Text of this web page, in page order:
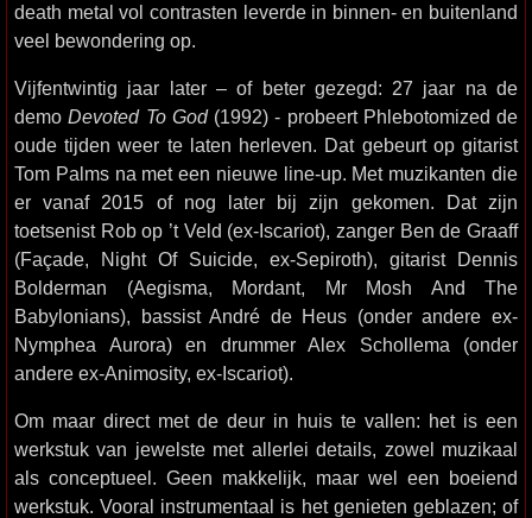
death metal vol contrasten leverde in binnen- en buitenland
veel bewondering op.
Vijfentwintig jaar later – of beter gezegd: 27 jaar na de
demoDevoted To God(1992) - probeert Phlebotomized de
oude tijden weer te laten herleven. Dat gebeurt op gitarist
Tom Palms na met een nieuwe line-up. Met muzikanten die
er vanaf 2015 of nog later bij zijn gekomen. Dat zijn
toetsenist Rob op ’t Veld (ex-Iscariot), zanger Ben de Graaff
(Façade, Night Of Suicide, ex-Sepiroth), gitarist Dennis
Bolderman (Aegisma, Mordant, Mr Mosh And The
Babylonians), bassist André de Heus (onder andere ex-
Nymphea Aurora) en drummer Alex Schollema (onder
andere ex-Animosity, ex-Iscariot).
Om maar direct met de deur in huis te vallen: het is een
werkstuk van jewelste met allerlei details, zowel muzikaal
als conceptueel. Geen makkelijk, maar wel een boeiend
werkstuk. Vooral instrumentaal is het genieten geblazen; of